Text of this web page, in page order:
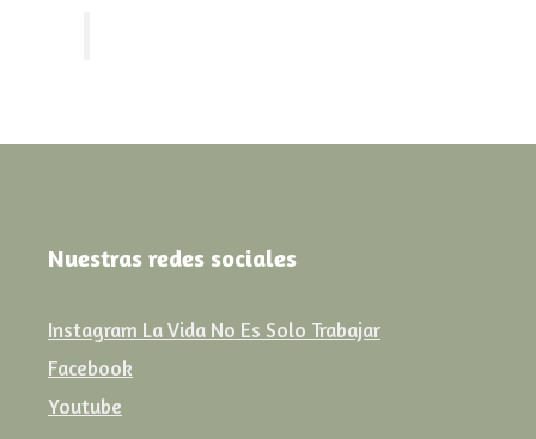
Nuestras redes sociales
Instagram La Vida No Es Solo Trabajar
Facebook
Youtube